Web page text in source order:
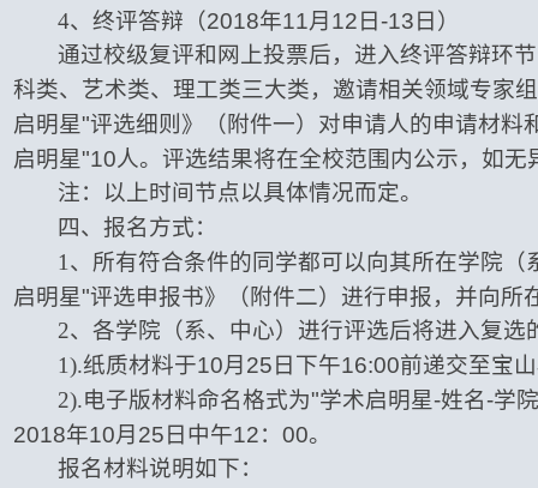
4、终评答辩（2018年11月 12 日-13 日）
通过校级复评和网上投票后，进入终评答辩环
科类、艺术类、理工类三大类，邀请相关领域专家
启明星"评选细则》（附件一）对申请人的申请材
启明星"10人。评选结果将在全校范围内公示，如无
注：以上时间节点以具体情况而定。
四、报名方式：
1 、所有符合条件的同学都可以向其所在学院
启明星"评选申报书》（附件二）进行申报，并向所
2、各学院（系、中心）进行评选后将进入复
1).纸质材料于10月 25 日下午16:00前递交至宝
2).电子版材料命名格式为"学术启明星-姓名-学
2018年10月 25 日中午12： 00。
报名材料说明如下：